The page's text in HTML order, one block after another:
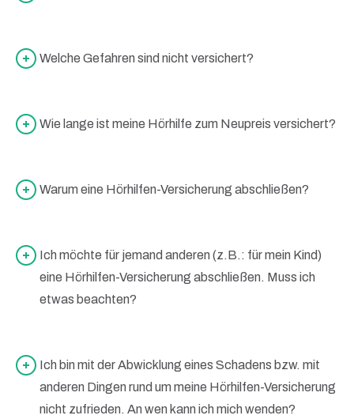
Welche Gefahren sind nicht versichert?
Wie lange ist meine Hörhilfe zum Neupreis versichert?
Warum eine Hörhilfen-Versicherung abschließen?
Ich möchte für jemand anderen (z.B.: für mein Kind)
eine Hörhilfen-Versicherung abschließen. Muss ich
etwas beachten?
Ich bin mit der Abwicklung eines Schadens bzw. mit
anderen Dingen rund um meine Hörhilfen-Versicherung
nicht zufrieden. An wen kann ich mich wenden?